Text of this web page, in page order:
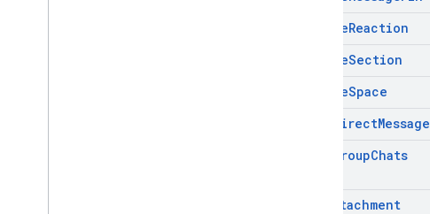
DeleteReaction
DeleteSection
DeleteSpace
DirectMessage
GroupChats
Attachment